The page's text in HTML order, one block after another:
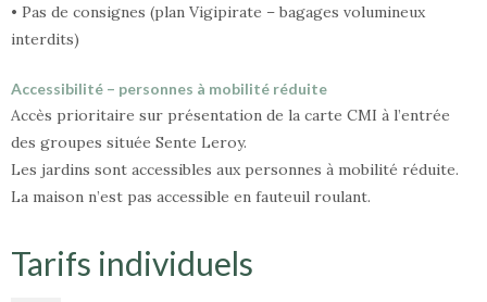
• Pas de consignes (plan Vigipirate – bagages volumineux
interdits)
Accessibilité – personnes à mobilité réduite
Accès prioritaire sur présentation de la carte CMI à l’entrée
des groupes située Sente Leroy.
Les jardins sont accessibles aux personnes à mobilité réduite.
La maison n’est pas accessible en fauteuil roulant.
Tarifs individuels